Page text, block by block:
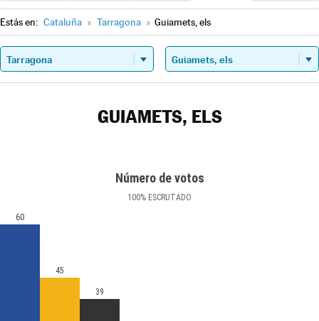
Estás en: Cataluña » Tarragona » Guiamets, els
GUIAMETS, ELS
Número de votos
100% ESCRUTADO
60
45
39